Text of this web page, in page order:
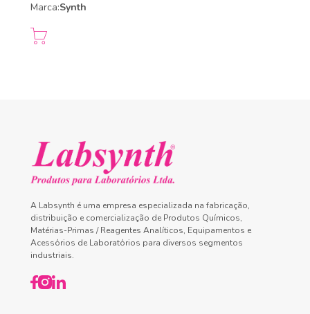
Marca:Synth
A Labsynth é uma empresa especializada na fabricação,
distribuição e comercialização de Produtos Químicos,
Matérias-Primas / Reagentes Analíticos, Equipamentos e
Acessórios de Laboratórios para diversos segmentos
industriais.